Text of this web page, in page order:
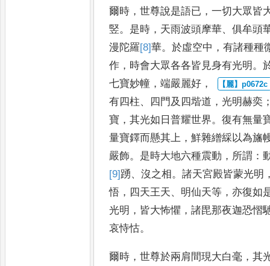
爾時 ，世尊說是語已 ，一切大眾皆
竪。 是時 ， 天雨波頭摩華、俱牟頭
漫陀羅[8]華。於虛空中 ，有諸種種
作 ， 時會大眾各各皆見身有光明 。
七寶妙幢 ，端嚴麗好 ，
有四柱、 四門及四堦道 ，光明赫奕
寶 ，其光如日普耀世界。復有無量
量寶鐸而懸其 上 ，鮮雜繒綵以為旛
嚴飾。 是時大地六種震動 ， 所謂 ：
[9]踴、沒之相。諸天宮殿皆蒙光明
悟 ， 四天王天、 明仙天等 ，亦復如
光明 ， 皆大怖懼 ，諸毘那夜迦恐慴
哀恃怙。
爾時 ，世尊於兩肩間現大白毫 ，其